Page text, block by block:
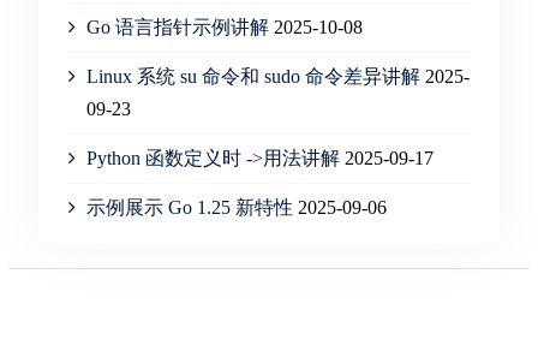
Go 语言指针示例讲解 2025-10-08
Linux 系统 su 命令和 sudo 命令差异讲解 2025-
09-23
Python 函数定义时 ->用法讲解 2025-09-17
示例展示 Go 1.25 新特性 2025-09-06